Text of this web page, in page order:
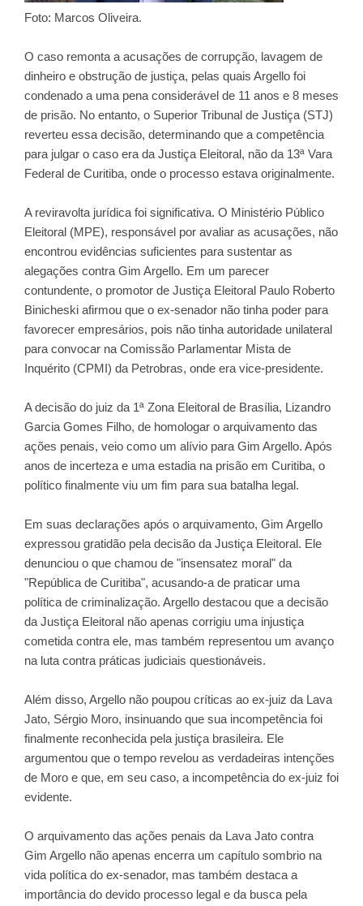
Foto: Marcos Oliveira.
O caso remonta a acusações de corrupção, lavagem de
dinheiro e obstrução de justiça, pelas quais Argello foi
condenado a uma pena considerável de 11 anos e 8 meses
de prisão. No entanto, o Superior Tribunal de Justiça (STJ)
reverteu essa decisão, determinando que a competência
para julgar o caso era da Justiça Eleitoral, não da 13ª Vara
Federal de Curitiba, onde o processo estava originalmente.
A reviravolta jurídica foi significativa. O Ministério Público
Eleitoral (MPE), responsável por avaliar as acusações, não
encontrou evidências suficientes para sustentar as
alegações contra Gim Argello. Em um parecer
contundente, o promotor de Justiça Eleitoral Paulo Roberto
Binicheski afirmou que o ex-senador não tinha poder para
favorecer empresários, pois não tinha autoridade unilateral
para convocar na Comissão Parlamentar Mista de
Inquérito (CPMI) da Petrobras, onde era vice-presidente.
A decisão do juiz da 1ª Zona Eleitoral de Brasília, Lizandro
Garcia Gomes Filho, de homologar o arquivamento das
ações penais, veio como um alívio para Gim Argello. Após
anos de incerteza e uma estadia na prisão em Curitiba, o
político finalmente viu um fim para sua batalha legal.
Em suas declarações após o arquivamento, Gim Argello
expressou gratidão pela decisão da Justiça Eleitoral. Ele
denunciou o que chamou de "insensatez moral" da
"República de Curitiba", acusando-a de praticar uma
política de criminalização. Argello destacou que a decisão
da Justiça Eleitoral não apenas corrigiu uma injustiça
cometida contra ele, mas também representou um avanço
na luta contra práticas judiciais questionáveis.
Além disso, Argello não poupou críticas ao ex-juiz da Lava
Jato, Sérgio Moro, insinuando que sua incompetência foi
finalmente reconhecida pela justiça brasileira. Ele
argumentou que o tempo revelou as verdadeiras intenções
de Moro e que, em seu caso, a incompetência do ex-juiz foi
evidente.
O arquivamento das ações penais da Lava Jato contra
Gim Argello não apenas encerra um capítulo sombrio na
vida política do ex-senador, mas também destaca a
importância do devido processo legal e da busca pela